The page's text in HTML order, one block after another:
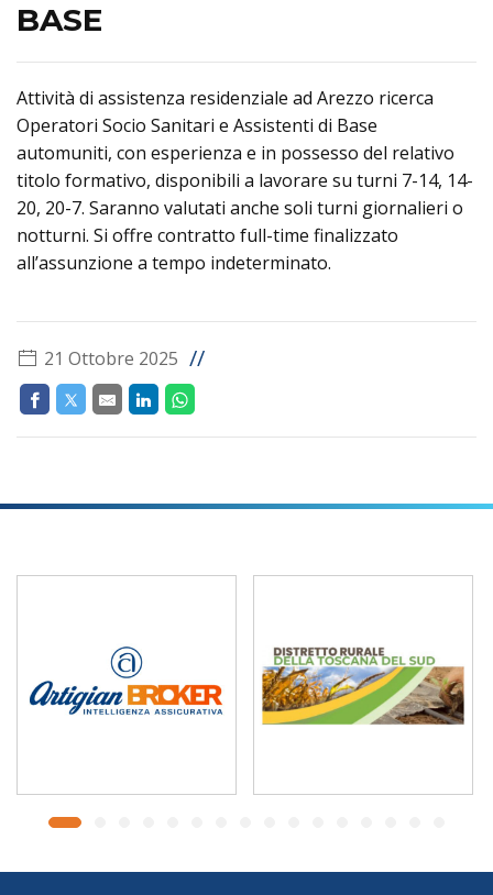
BASE
Attività di assistenza residenziale ad Arezzo ricerca
Operatori Socio Sanitari e Assistenti di Base
automuniti, con esperienza e in possesso del relativo
titolo formativo, disponibili a lavorare su turni 7-14, 14-
20, 20-7. Saranno valutati anche soli turni giornalieri o
notturni. Si offre contratto full-time finalizzato
all’assunzione a tempo indeterminato.
21 Ottobre 2025 //